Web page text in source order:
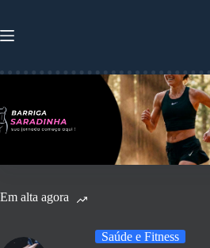
o
Em alta agora
Saúde e Fitness